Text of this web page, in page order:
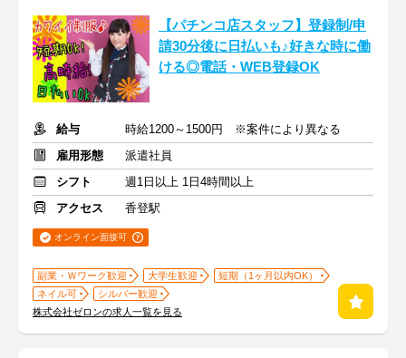
【パチンコ店スタッフ】登録制/申
請30分後に日払いも♪好きな時に働
ける◎電話・WEB登録OK
給与
時給1200～1500円 ※案件により異なる
雇用形態
派遣社員
シフト
週1日以上 1日4時間以上
アクセス
香登駅
オンライン面接可
副業・Ｗワーク歓迎 大学生歓迎
短期（1ヶ月以内OK）
ネイル可
シルバー歓迎
株式会社ゼロンの求人一覧を見る